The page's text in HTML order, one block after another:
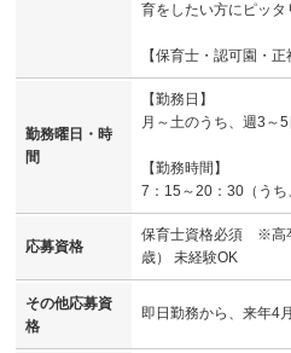
育をしたい方にピッタ
【保育士・認可園・正
勤務曜日・時
間
【勤務日】
月～土のうち、週3～
【勤務時間】
7：15～20：30（うち
応募資格
保育士資格必須 ※高
歳） 未経験OK
その他応募資
格
即日勤務から、来年4